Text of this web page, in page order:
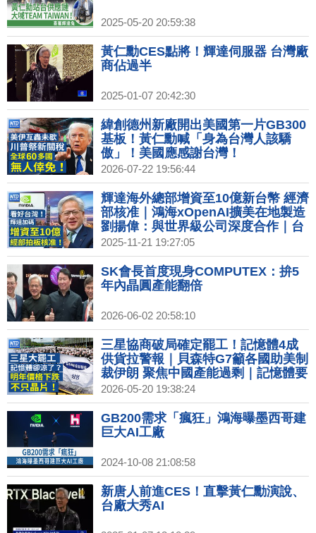
2025-05-20 20:59:38
黃仁勳CES點將！輝達伺服器 台灣廠
商佔過半
2025-01-07 20:42:30
緯創德州新廠開出美國第一片GB300
基板！黃仁勳喊「身為台灣人該驕
傲」！美國應感謝台灣！
2026-07-22 19:56:44
輝達海外總部增資至10億新台幣 經濟
部核准｜鴻海xOpenAI擴美在地製造
劉揚偉：與世界級公司深度合作｜台
美關稅談判 英媒：台對美投資上看
4000億美元｜台積電羅唯仁疑跳槽洩
密 英特爾駁：毫無根據
2025-11-21 19:27:05
SK會長首度現身COMPUTEX：拚5
年內晶圓產能翻倍
2026-06-02 20:58:10
三星協商破局確定罷工！記憶體4成
供貨拉警報｜貝森特G7籲各國助美制
裁伊朗 聚焦中國產能過剩｜記憶體要
涼了！明下半年反轉下跌 影響不只晶
片？｜ASML次世代EUV將問世 台積
握關鍵技術暫不採購｜搶先黃仁勳！
AMD蘇姿丰率先抵台 週五發表演講
2026-05-20 19:38:24
GB200需求「瘋狂」鴻海曝墨西哥建
巨大AI工廠
2024-10-08 21:08:58
新唐人前進CES！直擊黃仁勳演說、
台廠大秀AI